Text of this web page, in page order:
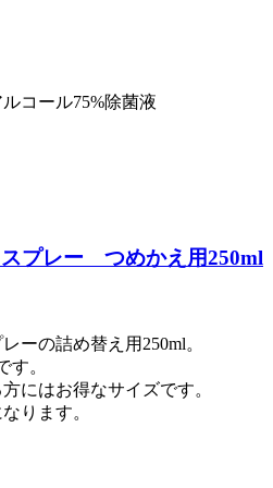
コール75%除菌液
プレー つめかえ用250ml
ーの詰め替え用250ml。
す。
にはお得なサイズです。
ります。